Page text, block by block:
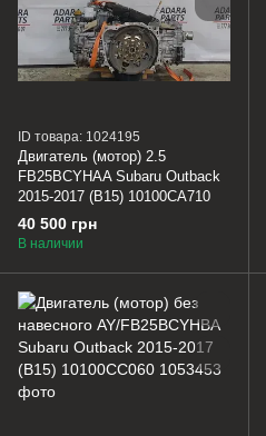
ID товара: 1024195
Двигатель (мотор) 2.5
FB25BCYHAA Subaru Outback
2015-2017 (B15) 10100CA710
40 500 грн
В наличии